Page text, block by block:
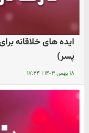
ایده های خلاقانه
پسر)
۱۸ بهمن ۱۴۰۳ | ۱۷:۲۴